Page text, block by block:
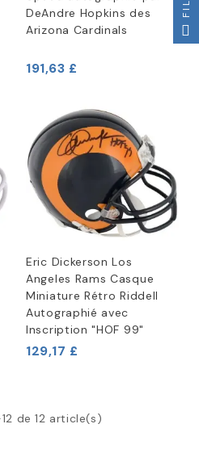
DeAndre Hopkins des
Arizona Cardinals
191,63 £
Eric Dickerson Los
Angeles Rams Casque
Miniature Rétro Riddell
Autographié avec
Inscription "HOF 99"
129,17 £
de 12 article(s)